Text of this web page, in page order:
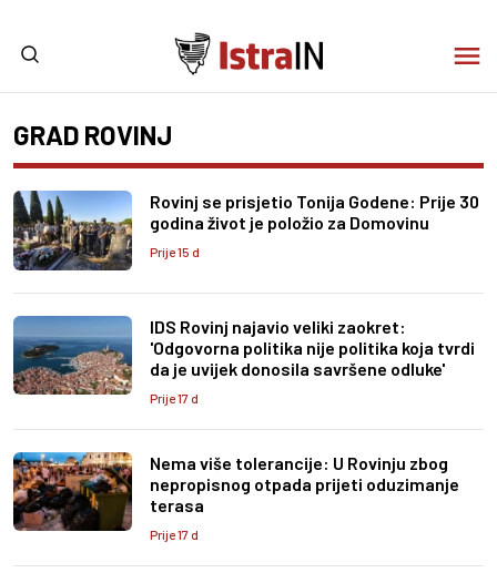
GRAD ROVINJ
Rovinj se prisjetio Tonija Godene: Prije 30
godina život je položio za Domovinu
Prije 15 d
IDS Rovinj najavio veliki zaokret:
'Odgovorna politika nije politika koja tvrdi
da je uvijek donosila savršene odluke'
Prije 17 d
Nema više tolerancije: U Rovinju zbog
nepropisnog otpada prijeti oduzimanje
terasa
Prije 17 d